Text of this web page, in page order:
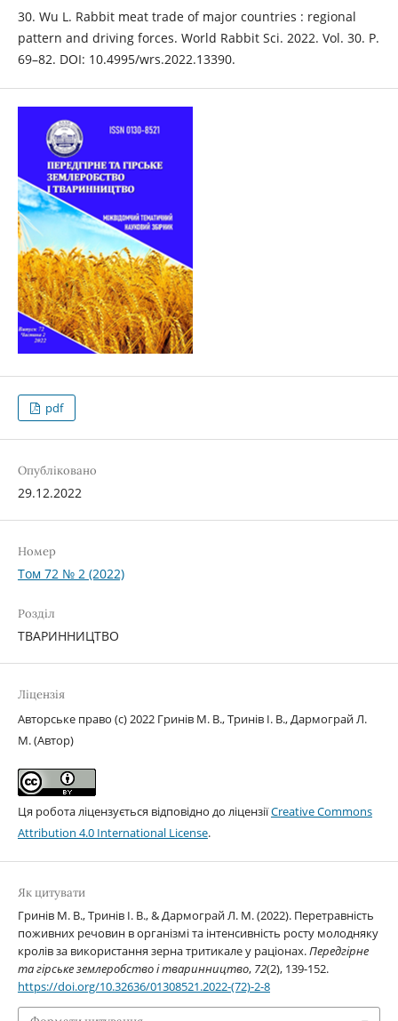
30. Wu L. Rabbit meat trade of major countries : regional
pattern and driving forces. World Rabbit Sci. 2022. Vol. 30. P.
69–82. DOI: 10.4995/wrs.2022.13390.
pdf
Опубліковано
29.12.2022
Номер
Том 72 № 2 (2022)
Розділ
ТВАРИННИЦТВО
Ліцензія
Авторське право (c) 2022 Гринів М. В., Тринів І. В., Дармограй Л.
М. (Автор)
Ця робота ліцензується відповідно до ліцензіїCreative Commons
Attribution 4.0 International License.
Як цитувати
Гринів М. В., Тринів І. В., & Дармограй Л. М. (2022). Перетравність
поживних речовин в організмі та інтенсивність росту молодняку
кролів за використання зерна тритикале у раціонах.Передгірне
та гірське землеробство і тваринництво, 72(2), 139-152.
https://doi.org/10.32636/01308521.2022-(72)-2-8